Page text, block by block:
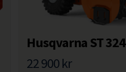
Husqvarna ST 324
22 900kr